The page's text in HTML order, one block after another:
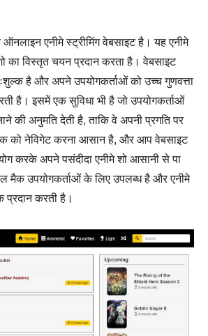
एनीमे स्ट्रीमिंग वेबसाइट है। यह एनीमे
का विस्तृत चयन प्रदान करता है। वेबसाइट
है और अपने उपयोगकर्ताओं को उच्च गुणवत्ता
है। इसमें एक सुविधा भी है जो उपयोगकर्ताओं
की अनुमति देती है, ताकि वे अपनी प्रगति पर
को नेविगेट करना आसान है, और आप वेबसाइट
करके अपने पसंदीदा एनीमे शो आसानी से पा
उपयोगकर्ताओं के लिए उपलब्ध है और एनीमे
प्रदान करती है।